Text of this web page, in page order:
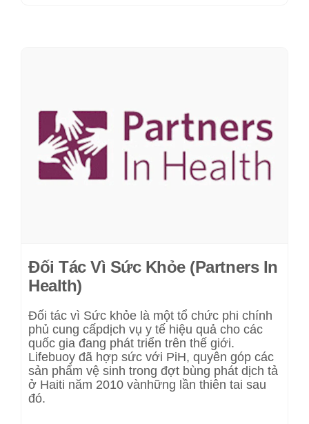
Đối Tác Vì Sức Khỏe (Partners In
Health)
Đối tác vì Sức khỏe là một tổ chức phi chính
phủ cung cấpdịch vụ y tế hiệu quả cho các
quốc gia đang phát triển trên thế giới.
Lifebuoy đã hợp sức với PiH, quyên góp các
sản phẩm vệ sinh trong đợt bùng phát dịch tả
ở Haiti năm 2010 vànhững lần thiên tai sau
đó.